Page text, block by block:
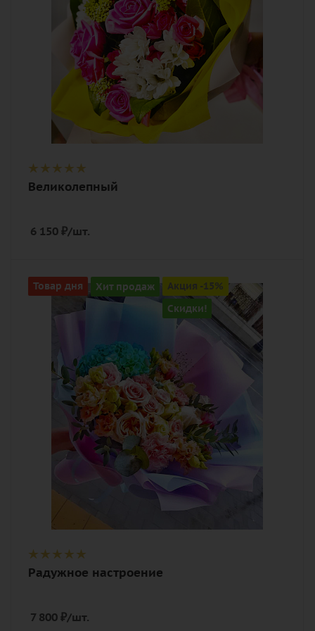
Великолепный
6 150 ₽/шт.
Товар дня Хит продаж Акция -15%
Скидки!
Цвет
кремовый, малиновый, нежный,
разноцветный, розовый, синий,
Описание
гвоздика (диантус), гортензия, роза,
роза кустовая, эустома (лизиантус),
зелень, лента, дизайнерская упаковка
Радужное настроение
7 800 ₽/шт.